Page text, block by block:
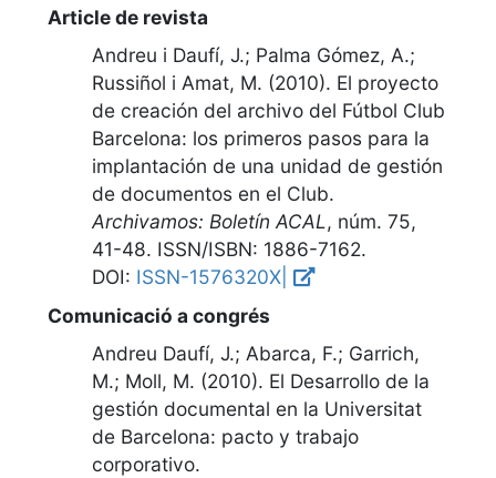
Article de revista
Andreu i Daufí, J.; Palma Gómez, A.;
Russiñol i Amat, M. (2010). El proyecto
de creación del archivo del Fútbol Club
Barcelona: los primeros pasos para la
implantación de una unidad de gestión
de documentos en el Club.
Archivamos: Boletín ACAL, núm. 75,
41-48. ISSN/ISBN: 1886-7162.
DOI: ISSN-1576320X|
Comunicació a congrés
Andreu Daufí, J.; Abarca, F.; Garrich,
M.; Moll, M. (2010). El Desarrollo de la
gestión documental en la Universitat
de Barcelona: pacto y trabajo
corporativo.